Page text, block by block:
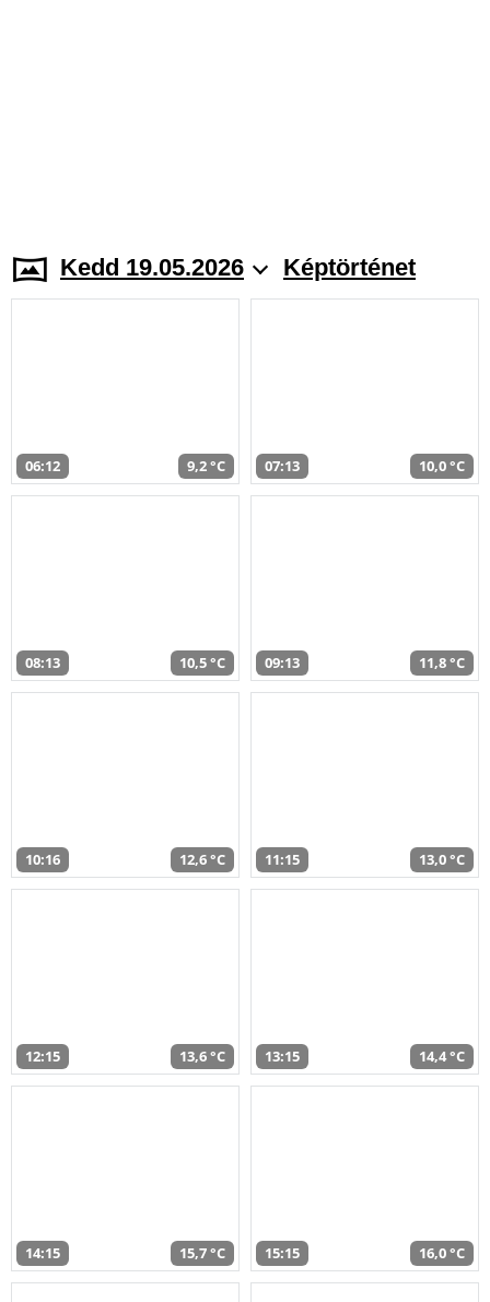
Kedd 19.05.2026 Képtörténet
06:12 9,2 °C 07:13 10,0 °C
08:13 10,5 °C 09:13 11,8 °C
10:16 12,6 °C 11:15 13,0 °C
12:15 13,6 °C 13:15 14,4 °C
14:15 15,7 °C 15:15 16,0 °C